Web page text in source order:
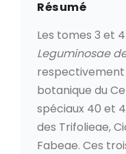
Résumé
Les tomes 3 et
Leguminosae
respectivement
botanique du
spéciaux 40 et
des Trifolieae,
Fabeae. Ces